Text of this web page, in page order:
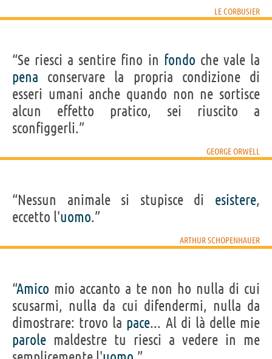
LE CORBUSIER
“Se riesci a sentire fino in fondo che vale la
pena conservare la propria condizione di
esseri umani anche quando non ne sortisce
alcun effetto pratico, sei riuscito a
sconfiggerli.”
GEORGE ORWELL
“Nessun animale si stupisce di esistere,
eccetto l'uomo.”
ARTHUR SCHOPENHAUER
“Amico mio accanto a te non ho nulla di cui
scusarmi, nulla da cui difendermi, nulla da
dimostrare: trovo la pace... Al di là delle mie
parole maldestre tu riesci a vedere in me